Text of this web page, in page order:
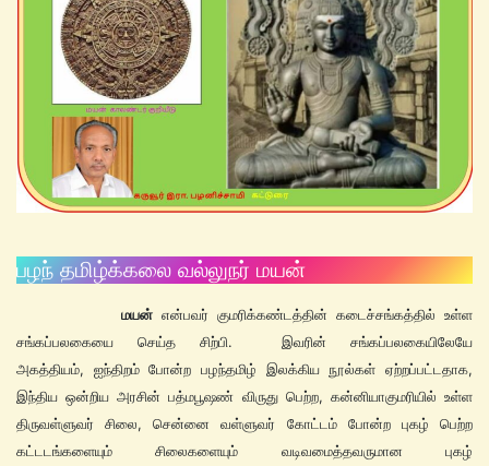
பழந் தமிழ்க்கலை வல்லுநர் மயன்
மயன் என்பவர் குமரிக்கண்டத்தின் கடைச்சங்கத்தில் உள்ள
சங்கப்பலகையை செய்த சிற்பி. இவரின் சங்கப்பலகையிலேயே
அகத்தியம், ஐந்திறம் போன்ற பழந்தமிழ் இலக்கிய நூல்கள் ஏற்றப்பட்டதாக,
இந்திய ஒன்றிய அரசின் பத்மபூஷண் விருது பெற்ற, கன்னியாகுமரியில் உள்ள
திருவள்ளுவர் சிலை, சென்னை வள்ளுவர் கோட்டம் போன்ற புகழ் பெற்ற
கட்டடங்களையும் சிலைகளையும் வடிவமைத்தவருமான புகழ்